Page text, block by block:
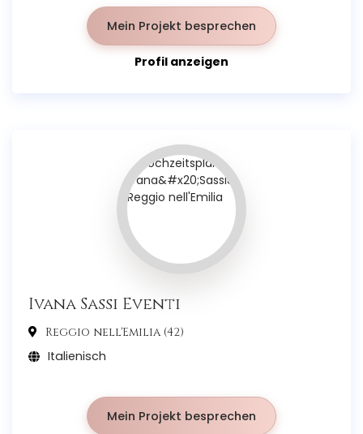
Mein Projekt besprechen
Profil anzeigen
Ivana Sassi Eventi
Reggio nell'Emilia (42)
Italienisch
Mein Projekt besprechen